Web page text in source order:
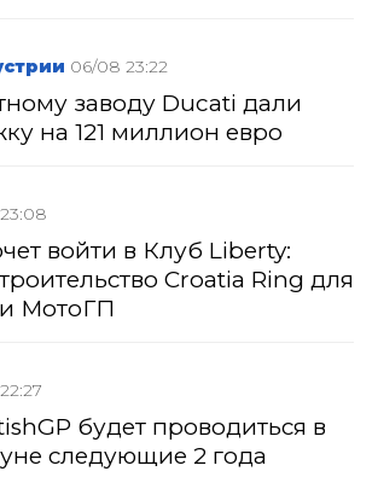
06/08 23:22
заводу Ducati дали
на 121 миллион евро
войти в Клуб Liberty:
Croatia Ring для
МотоГП
будет проводиться в
следующие 2 года